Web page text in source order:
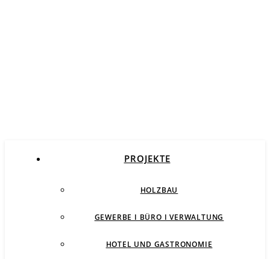
PROJEKTE
HOLZBAU
GEWERBE I BÜRO I VERWALTUNG
HOTEL UND GASTRONOMIE